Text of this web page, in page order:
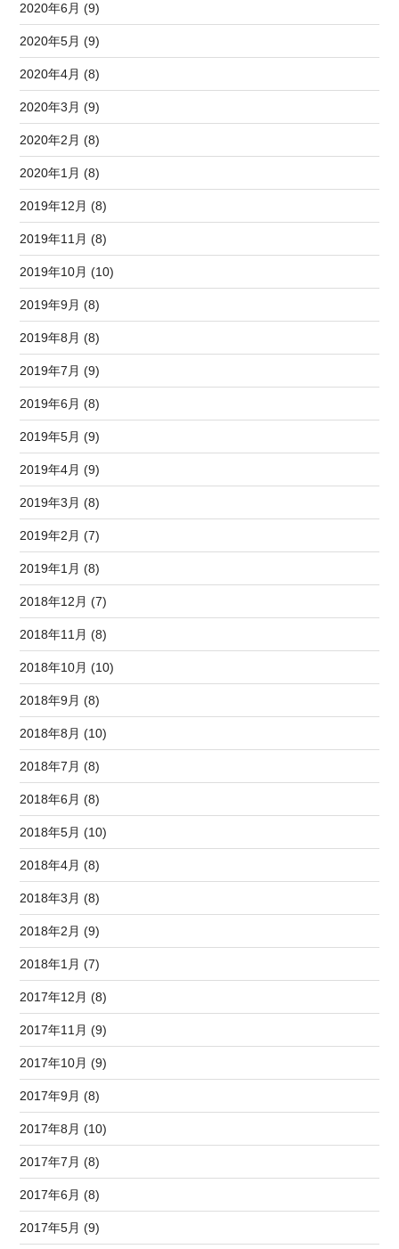
2020年6月 (9)
2020年5月 (9)
2020年4月 (8)
2020年3月 (9)
2020年2月 (8)
2020年1月 (8)
2019年12月 (8)
2019年11月 (8)
2019年10月 (10)
2019年9月 (8)
2019年8月 (8)
2019年7月 (9)
2019年6月 (8)
2019年5月 (9)
2019年4月 (9)
2019年3月 (8)
2019年2月 (7)
2019年1月 (8)
2018年12月 (7)
2018年11月 (8)
2018年10月 (10)
2018年9月 (8)
2018年8月 (10)
2018年7月 (8)
2018年6月 (8)
2018年5月 (10)
2018年4月 (8)
2018年3月 (8)
2018年2月 (9)
2018年1月 (7)
2017年12月 (8)
2017年11月 (9)
2017年10月 (9)
2017年9月 (8)
2017年8月 (10)
2017年7月 (8)
2017年6月 (8)
2017年5月 (9)